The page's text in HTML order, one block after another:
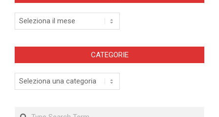
Archivi
CATEGORIE
Categorie
Search